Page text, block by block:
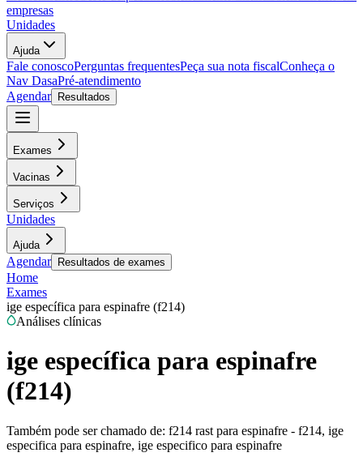
empresas
Unidades
Ajuda
Fale conoscoPerguntas frequentesPeça sua nota fiscalConheça o
Nav DasaPré-atendimento
Agendar
Resultados
Exames
Vacinas
Serviços
Unidades
Ajuda
Agendar Resultados de exames
Home
Exames
ige específica para espinafre (f214)
Análises clínicas
ige específica para espinafre
(f214)
Também pode ser chamado de: f214 rast para espinafre - f214, ige
especifica para espinafre, ige especifico para espinafre